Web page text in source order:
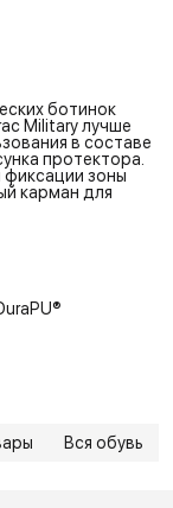
ботинок
Military лучше
в составе
протектора.
зоны
карман для
Вся обувь